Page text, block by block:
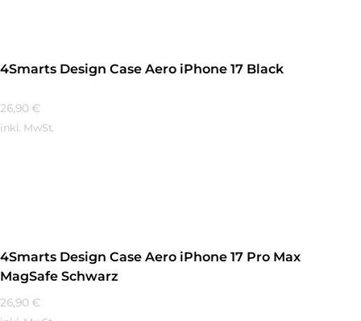
4Smarts Design Case Aero iPhone 17 Black
26,90 €
inkl. MwSt.
4Smarts Design Case Aero iPhone 17 Pro Max
MagSafe Schwarz
26,90 €